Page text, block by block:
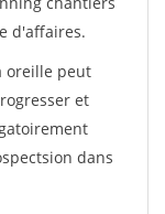
d'affaires.
oreille peut
et
dans